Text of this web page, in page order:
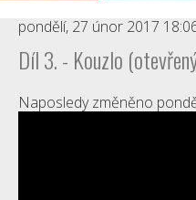
pondělí, 27 únor 2017
Díl 3. - Kouzlo
Naposledy změněno